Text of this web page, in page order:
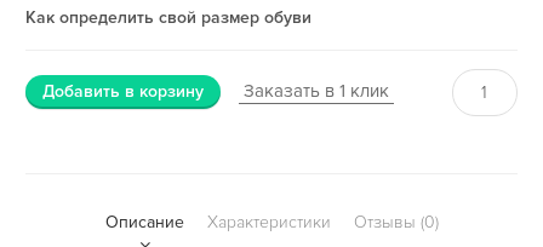
Как определить свой размер обуви
Добавить в корзину Заказать в 1 клик
Описание Характеристики Отзывы (0)